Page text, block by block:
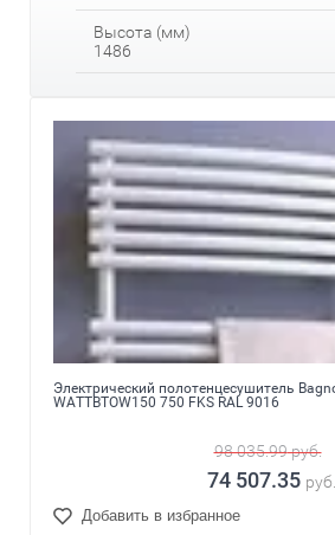
Высота (мм)
1486
Электрический полотенцесушитель
WATTBTOW150 750 FKS RAL 9016
98 035.99руб.
74 507.35 руб.
Добавить в избранное